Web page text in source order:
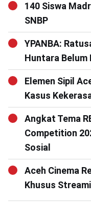
140 Siswa
SNBP
YPANBA:
Huntara Belum
Elemen Sipil
Kasus
Angkat Tema
Competition
Sosial
Aceh Cinema
Khusus